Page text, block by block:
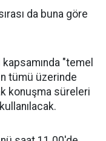
da buna göre
"temel
tümü üzerinde
konuşma süreleri